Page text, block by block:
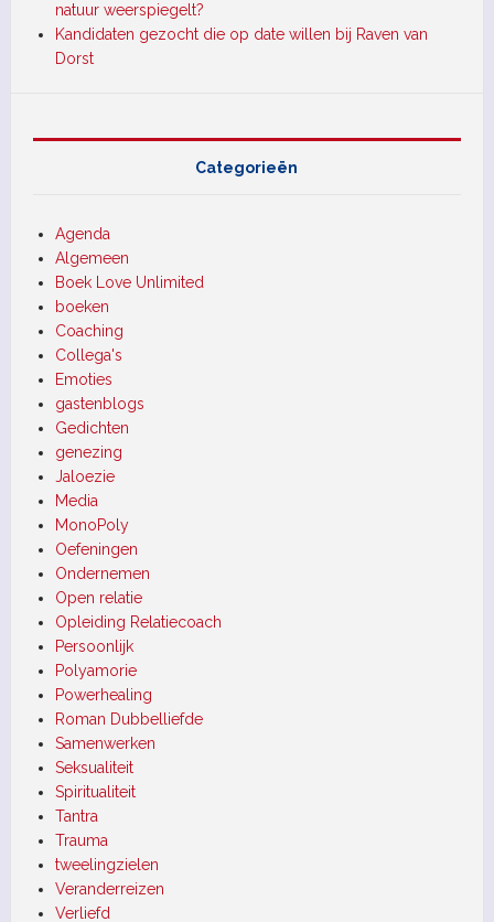
natuur weerspiegelt?
Kandidaten gezocht die op date willen bij Raven van
Dorst
Categorieën
Agenda
Algemeen
Boek Love Unlimited
boeken
Coaching
Collega's
Emoties
gastenblogs
Gedichten
genezing
Jaloezie
Media
MonoPoly
Oefeningen
Ondernemen
Open relatie
Opleiding Relatiecoach
Persoonlijk
Polyamorie
Powerhealing
Roman Dubbelliefde
Samenwerken
Seksualiteit
Spiritualiteit
Tantra
Trauma
tweelingzielen
Veranderreizen
Verliefd